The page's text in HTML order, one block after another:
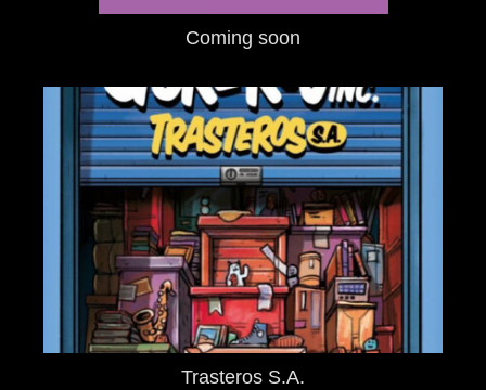
Coming soon
Trasteros S.A.